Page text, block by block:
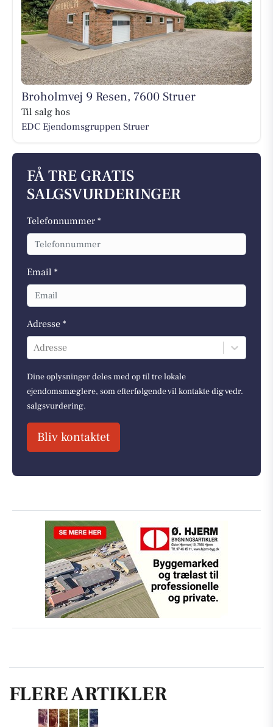
Broholmvej 9 Resen, 7600 Struer
Til salg hos
EDC Ejen­doms­grup­pen Struer
FÅ TRE GRATIS
SALGSVURDERINGER
Telefonnummer *
Email *
Adresse *
Adresse
Dine oplysninger deles med op til tre lokale
ejendomsmæglere, som efterfølgende vil kontakte dig vedr.
salgsvurdering.
Bliv kontaktet
FLERE ARTIKLER